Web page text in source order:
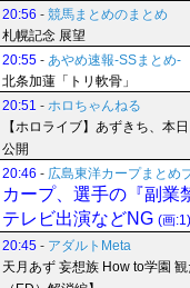
20:56 - 競馬まとめのまとめ
札幌記念 展望
20:55 - あやめ速報-SSまとめ-
北条加蓮「トリ軟骨」
20:51 - ホロちゃんねる
【ホロライブ】あずきち、本
公開
20:46 - 広島東洋カープまとめ
カープ、選手の『副業
テレビ出演などNG (画:1)
20:45 - アダルトMeta
天月あず 妄想族 How to学園